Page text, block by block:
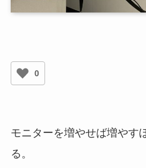
0
モニターを増やせば増やす
る。